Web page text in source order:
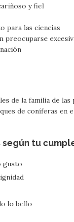
y fiel
para las ciencias
preocuparse
de la familia de
de coníferas en
tu
gusto
lo bello